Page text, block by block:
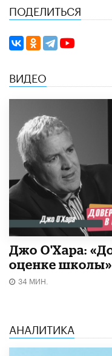
ПОДЕЛИТЬСЯ
ВИДЕО
Джо О'Хара:
оценке школы»
34 МИН.
АНАЛИТИКА